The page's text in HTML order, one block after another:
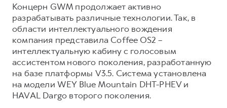
Концерн GWM продолжает активно
разрабатывать различные технологии. Так, в
области интеллектуального вождения
компания представила Coffee OS2 –
интеллектуальную кабину с голосовым
ассистентом нового поколения, разработанную
на базе платформы V3.5. Система установлена
на модели WEY Blue Mountain DHT-PHEV и
HAVAL Dargo второго поколения.